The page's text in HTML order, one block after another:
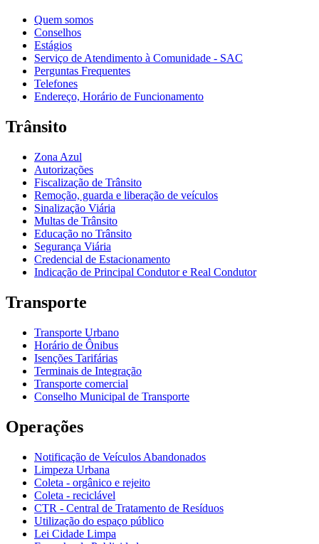
Quem somos
Conselhos
Estágios
Serviço de Atendimento à Comunidade - SAC
Perguntas Frequentes
Telefones
Endereço, Horário de Funcionamento
Trânsito
Zona Azul
Autorizações
Fiscalização de Trânsito
Remoção, guarda e liberação de veículos
Sinalização Viária
Multas de Trânsito
Educação no Trânsito
Segurança Viária
Credencial de Estacionamento
Indicação de Principal Condutor e Real Condutor
Transporte
Transporte Urbano
Horário de Ônibus
Isenções Tarifárias
Terminais de Integração
Transporte comercial
Conselho Municipal de Transporte
Operações
Notificação de Veículos Abandonados
Limpeza Urbana
Coleta - orgânico e rejeito
Coleta - reciclável
CTR - Central de Tratamento de Resíduos
Utilização do espaço público
Lei Cidade Limpa